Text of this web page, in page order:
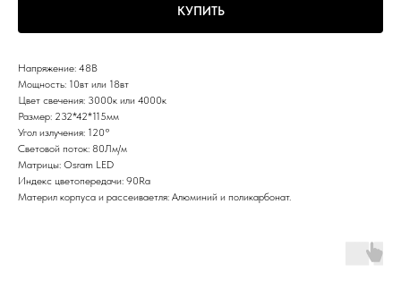
КУПИТЬ
Напряжение: 48В
Мощность: 10вт или 18вт
Цвет свечения: 3000к или 4000к
Размер: 232*42*115мм
Угол излучения: 120°
Световой поток: 80Лм/м
Матрицы: Osram LED
Индекс цветопередачи: 90Ra
Материл корпуса и рассеиваетля: Алюминий и поликарбонат.